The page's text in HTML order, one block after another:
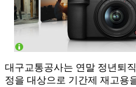
대구교통공사는 연말 정년퇴
정을 대상으로 기간제 재고용